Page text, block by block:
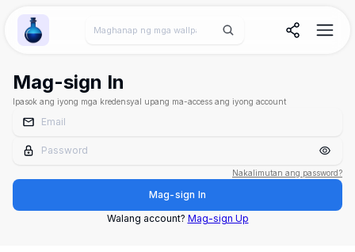
Wallpaper Alchemy
Mag-sign In
Ipasok ang iyong mga kredensyal upang ma-access ang iyong account
Nakalimutan ang password?
Mag-sign In
Walang account? Mag-sign Up